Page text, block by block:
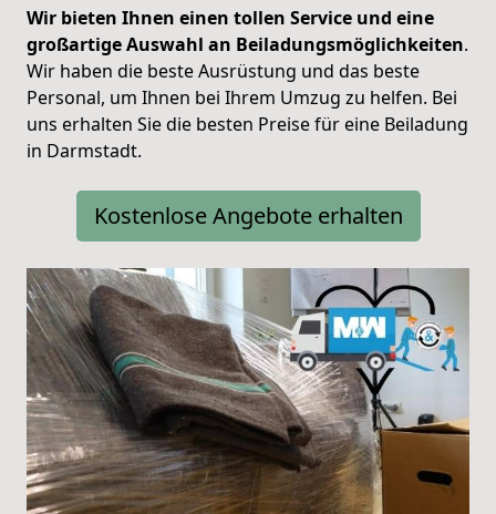
Wir bieten Ihnen einen tollen Service und eine
großartige Auswahl an Beiladungsmöglichkeiten.
Wir haben die beste Ausrüstung und das beste
Personal, um Ihnen bei Ihrem Umzug zu helfen. Bei
uns erhalten Sie die besten Preise für eine Beiladung
in Darmstadt.
Kostenlose Angebote erhalten